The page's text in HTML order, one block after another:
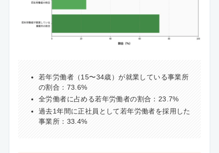
若年労働者（15〜34歳）が就業している事業所
の割合：73.6%
全労働者に占める若年労働者の割合：23.7%
過去1年間に正社員として若年労働者を採用した
事業所：33.4%